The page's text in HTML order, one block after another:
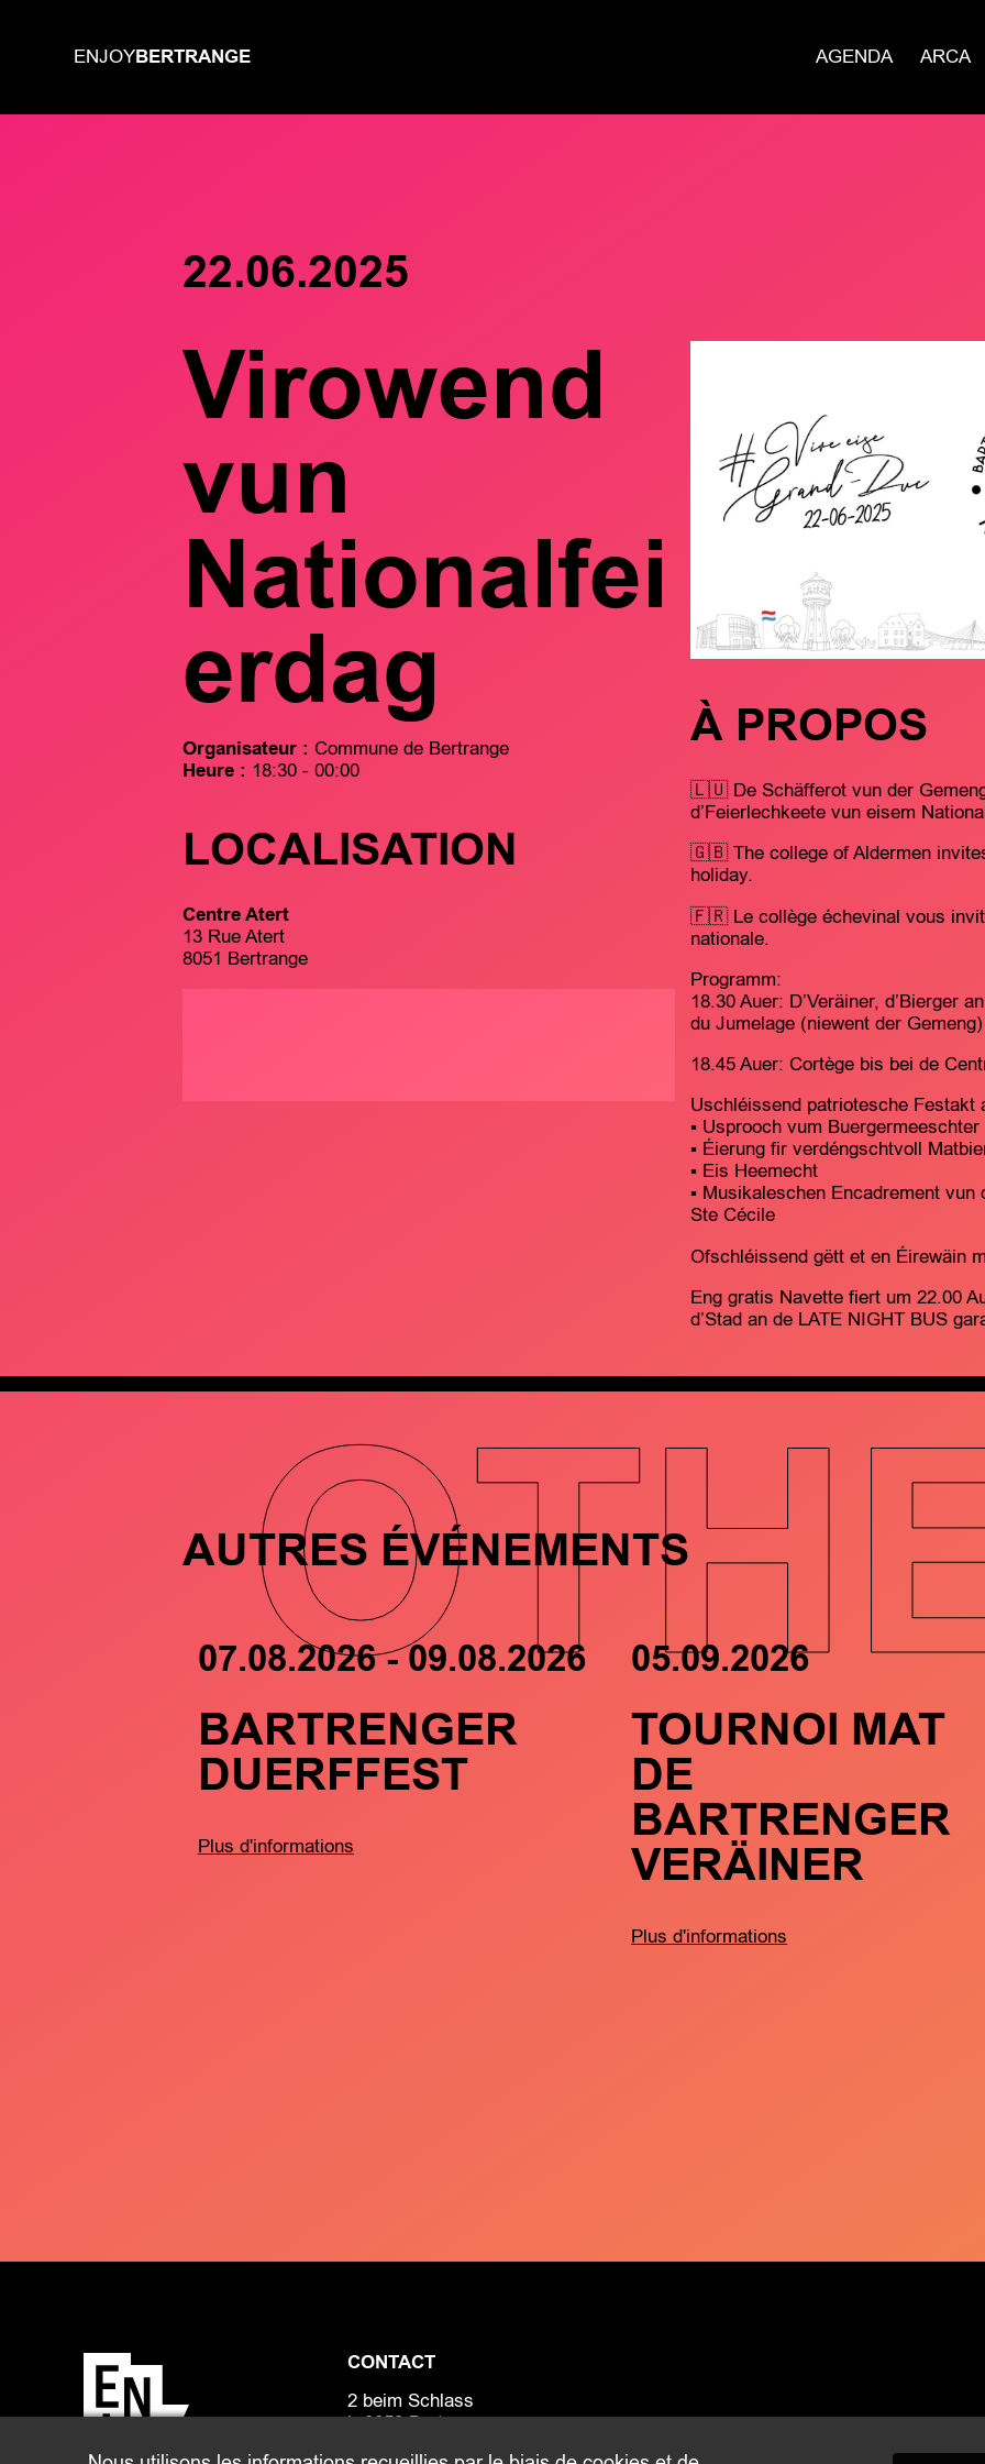
ENJOYBERTRANGE AGENDA ARCA
22.06.2025
Virowend
vun
Nationalfei
erdag
Organisateur : Commune de Bertrange
Heure : 18:30 - 00:00
LOCALISATION
Centre Atert
13 Rue Atert
8051 Bertrange
À PROPOS
🇱🇺 De Schäfferot vun der
d’Feierlechkeete vun eisem
🇬🇧 The college of Aldermen
holiday.
🇫🇷 Le collège échevinal vous
nationale.
Programm:
18.30 Auer: D’Veräiner, d’Bierger
du Jumelage (niewent der
18.45 Auer: Cortège bis bei de
Uschléissend patriotesche Festakt
▪️ Usprooch vum Buergermeeschter
▪️ Éierung fir verdéngschtvoll
▪️ Eis Heemecht
▪️ Musikaleschen Encadrement
Ste Cécile
Ofschléissend gëtt et en Éirewäin
Eng gratis Navette fiert um 22.00
d’Stad an de LATE NIGHT BUS
AUTRES ÉVÉNEMENTS
07.08.2026 - 09.08.2026
BARTRENGER
DUERFFEST
Plus d'informations
05.09.2026
TOURNOI MAT
DE
BARTRENGER
VERÄINER
Plus d'informations
CONTACT
2 beim Schlass
L-8058 Bertrange